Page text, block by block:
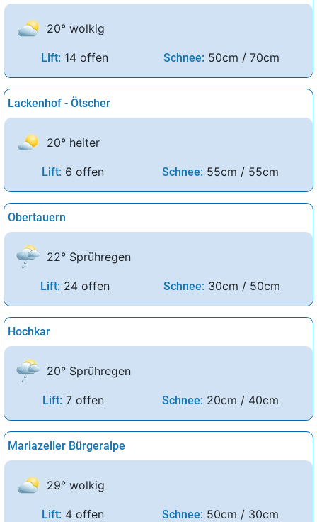
20° wolkig
Lift: 14 offen Schnee: 50cm / 70cm
Lackenhof - Ötscher
20° heiter
Lift: 6 offen Schnee: 55cm / 55cm
Obertauern
22° Sprühregen
Lift: 24 offen Schnee: 30cm / 50cm
Hochkar
20° Sprühregen
Lift: 7 offen Schnee: 20cm / 40cm
Mariazeller Bürgeralpe
29° wolkig
Lift: 4 offen Schnee: 50cm / 30cm